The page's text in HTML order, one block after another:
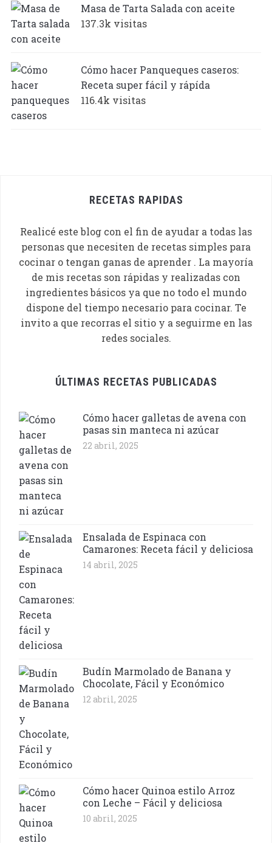
Masa de Tarta Salada con aceite
137.3k visitas
Cómo hacer Panqueques caseros:
Receta super fácil y rápída
116.4k visitas
RECETAS RAPIDAS
Realicé este blog con el fin de ayudar a todas las
personas que necesiten de recetas simples para
cocinar o tengan ganas de aprender . La mayoría
de mis recetas son rápidas y realizadas con
ingredientes básicos ya que no todo el mundo
dispone del tiempo necesario para cocinar. Te
invito a que recorras el sitio y a seguirme en las
redes sociales.
ÚLTIMAS RECETAS PUBLICADAS
Cómo hacer galletas de avena con
pasas sin manteca ni azúcar
22 abril, 2025
Ensalada de Espinaca con
Camarones: Receta fácil y deliciosa
14 abril, 2025
Budín Marmolado de Banana y
Chocolate, Fácil y Económico
12 abril, 2025
Cómo hacer Quinoa estilo Arroz
con Leche – Fácil y deliciosa
10 abril, 2025